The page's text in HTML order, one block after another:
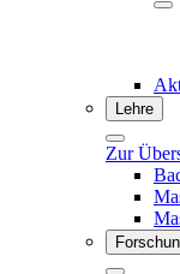
Lehre
Zur